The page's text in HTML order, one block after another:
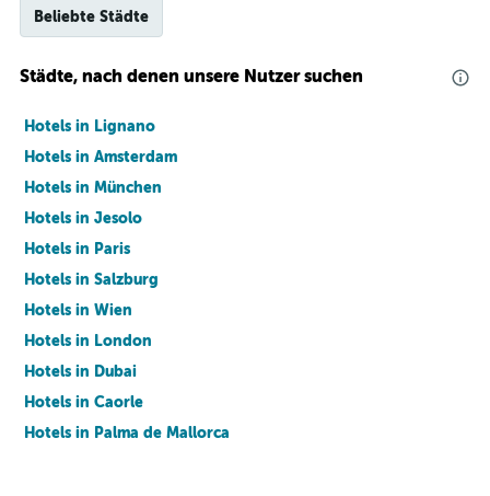
Beliebte Städte
Städte, nach denen unsere Nutzer suchen
Hotels in Lignano
Hotels in Amsterdam
Hotels in München
Hotels in Jesolo
Hotels in Paris
Hotels in Salzburg
Hotels in Wien
Hotels in London
Hotels in Dubai
Hotels in Caorle
Hotels in Palma de Mallorca